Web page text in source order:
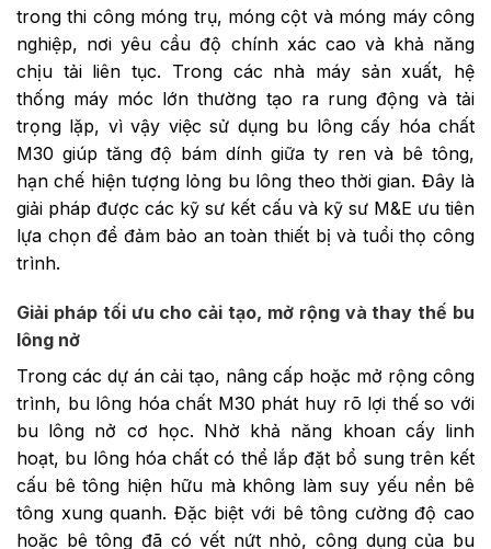
trong thi công móng trụ, móng cột và móng máy công
nghiệp, nơi yêu cầu độ chính xác cao và khả năng
chịu tải liên tục. Trong các nhà máy sản xuất, hệ
thống máy móc lớn thường tạo ra rung động và tải
trọng lặp, vì vậy việc sử dụng bu lông cấy hóa chất
M30 giúp tăng độ bám dính giữa ty ren và bê tông,
hạn chế hiện tượng lỏng bu lông theo thời gian. Đây là
giải pháp được các kỹ sư kết cấu và kỹ sư M&E ưu tiên
lựa chọn để đảm bảo an toàn thiết bị và tuổi thọ công
trình.
Giải pháp tối ưu cho cải tạo, mở rộng và thay thế bu
lông nở
Trong các dự án cải tạo, nâng cấp hoặc mở rộng công
trình, bu lông hóa chất M30 phát huy rõ lợi thế so với
bu lông nở cơ học. Nhờ khả năng khoan cấy linh
hoạt, bu lông hóa chất có thể lắp đặt bổ sung trên kết
cấu bê tông hiện hữu mà không làm suy yếu nền bê
tông xung quanh. Đặc biệt với bê tông cường độ cao
hoặc bê tông đã có vết nứt nhỏ, công dụng của bu